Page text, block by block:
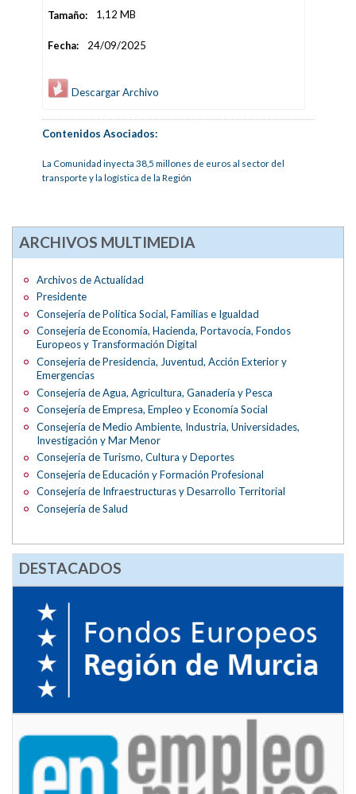
Tamaño: 1,12 MB
Fecha: 24/09/2025
Descargar Archivo
Contenidos Asociados:
La Comunidad inyecta 38,5 millones de euros al sector del
transporte y la logística de la Región
ARCHIVOS MULTIMEDIA
Archivos de Actualidad
Presidente
Consejería de Política Social, Familias e Igualdad
Consejería de Economía, Hacienda, Portavocía, Fondos
Europeos y Transformación Digital
Consejería de Presidencia, Juventud, Acción Exterior y
Emergencias
Consejería de Agua, Agricultura, Ganadería y Pesca
Consejería de Empresa, Empleo y Economía Social
Consejería de Medio Ambiente, Industria, Universidades,
Investigación y Mar Menor
Consejería de Turismo, Cultura y Deportes
Consejería de Educación y Formación Profesional
Consejería de Infraestructuras y Desarrollo Territorial
Consejería de Salud
DESTACADOS